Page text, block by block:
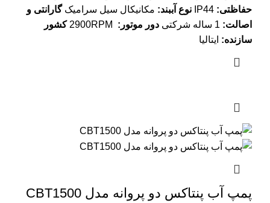
حفاظتی: نوع آببند: مکانیکال سیل سرامیکگارانتی و
اصالت: دور موتور :
کشور
سازنده: ایتالیا
پمپ آب پنتاکس دو پروانه مدل CBT1500